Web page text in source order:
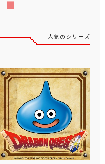
人気のシリーズ